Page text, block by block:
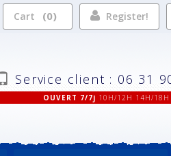
Register!
Cart 0
Service client : 06 31
OUVERT 7/7j 10H/12H 14H/18H